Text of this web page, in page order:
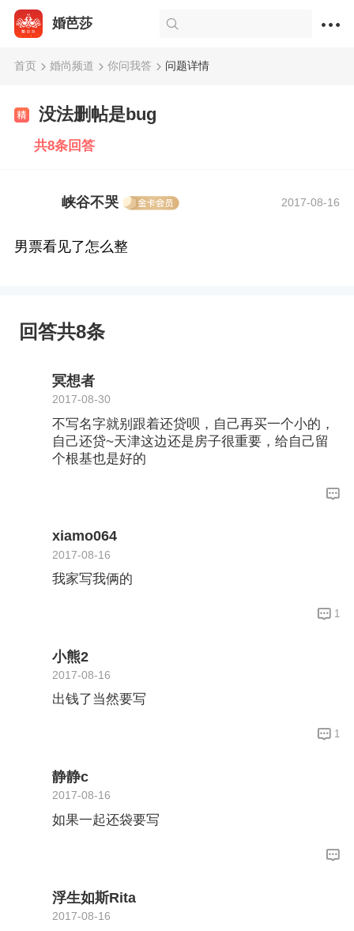
婚芭莎
首页 婚尚频道 你问我答 问题详情
没法删帖是bug
共8条回答
峡谷不哭 2017-08-16
男票看见了怎么整
回答共8条
冥想者
2017-08-30
不写名字就别跟着还贷呗，自己再买一个小的，
自己还贷~天津这边还是房子很重要，给自己留
个根基也是好的
xiamo064
2017-08-16
我家写我俩的
1
小熊2
2017-08-16
出钱了当然要写
1
静静c
2017-08-16
如果一起还袋要写
浮生如斯Rita
2017-08-16